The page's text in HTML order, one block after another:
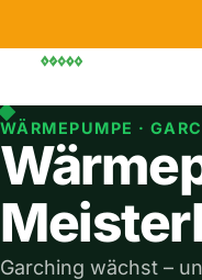
WÄRMEPUMPE ·
Garching wächst –